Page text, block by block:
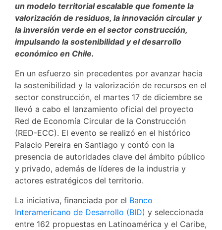
un modelo territorial escalable que fomente la
valorización de residuos, la innovación circular y
la inversión verde en el sector construcción,
impulsando la sostenibilidad y el desarrollo
económico en Chile.
En un esfuerzo sin precedentes por avanzar hacia
la sostenibilidad y la valorización de recursos en el
sector construcción, el martes 17 de diciembre se
llevó a cabo el lanzamiento oficial del proyecto
Red de Economía Circular de la Construcción
(RED-ECC). El evento se realizó en el histórico
Palacio Pereira en Santiago y contó con la
presencia de autoridades clave del ámbito público
y privado, además de líderes de la industria y
actores estratégicos del territorio.
La iniciativa, financiada por el Banco
Interamericano de Desarrollo (BID) y seleccionada
entre 162 propuestas en Latinoamérica y el Caribe,